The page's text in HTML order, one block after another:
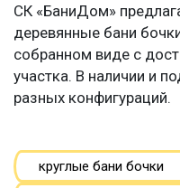
СК «БаниДом»
деревянные бани
собранном виде с
участка. В наличии и
разных конфигураций.
круглые бани бочки